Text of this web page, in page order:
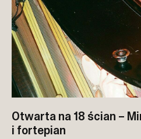
Otwarta na 18 ścian –
i fortepian